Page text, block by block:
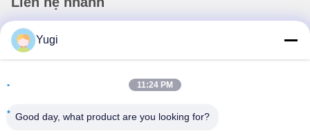
Địa chỉ
Shunjiang, thị trấn Beijiao, Foshan, Quảng Đông, Trung
Yugi
11:24 PM
Good day, what product are you looking for?